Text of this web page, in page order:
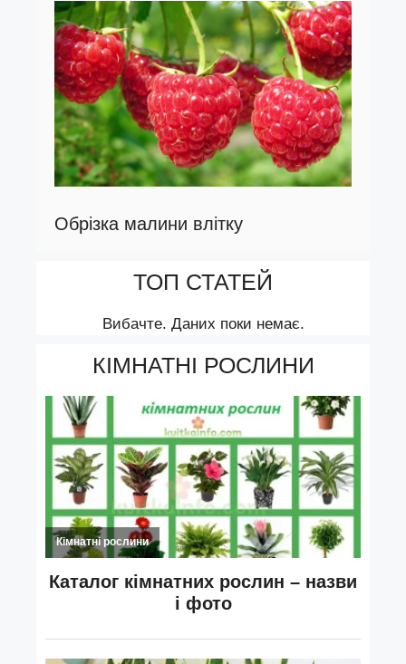
Обрізка малини влітку
ТОП СТАТЕЙ
Вибачте. Даних поки немає.
КІМНАТНІ РОСЛИНИ